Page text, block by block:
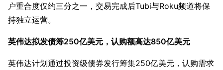
户重合度仅约三分之一，交易完成后Tubi与Roku频道将保
持独立运营。
英伟达拟发债筹250亿美元，认购额高达850亿美元
英伟达计划通过投资级债券发行筹集250亿美元，认购需求